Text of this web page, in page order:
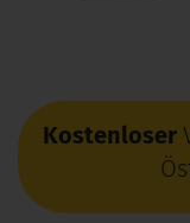
Kostenloser